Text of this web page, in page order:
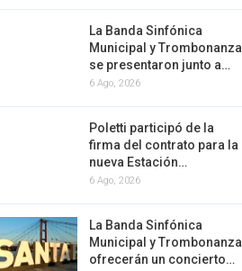
La Banda Sinfónica
Municipal y Trombonanza
se presentaron junto a…
6 Ago, 2026
Poletti participó de la
firma del contrato para la
nueva Estación…
6 Ago, 2026
La Banda Sinfónica
Municipal y Trombonanza
ofrecerán un concierto…